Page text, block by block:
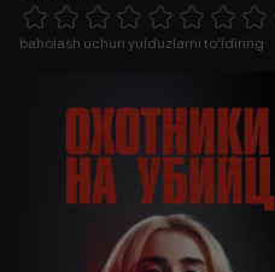
1 Star 2 Stars 3 Stars 4 Stars5 Stars 6 Stars7 Stars8 Stars
baholash uchun yulduzlarni to'ldiring